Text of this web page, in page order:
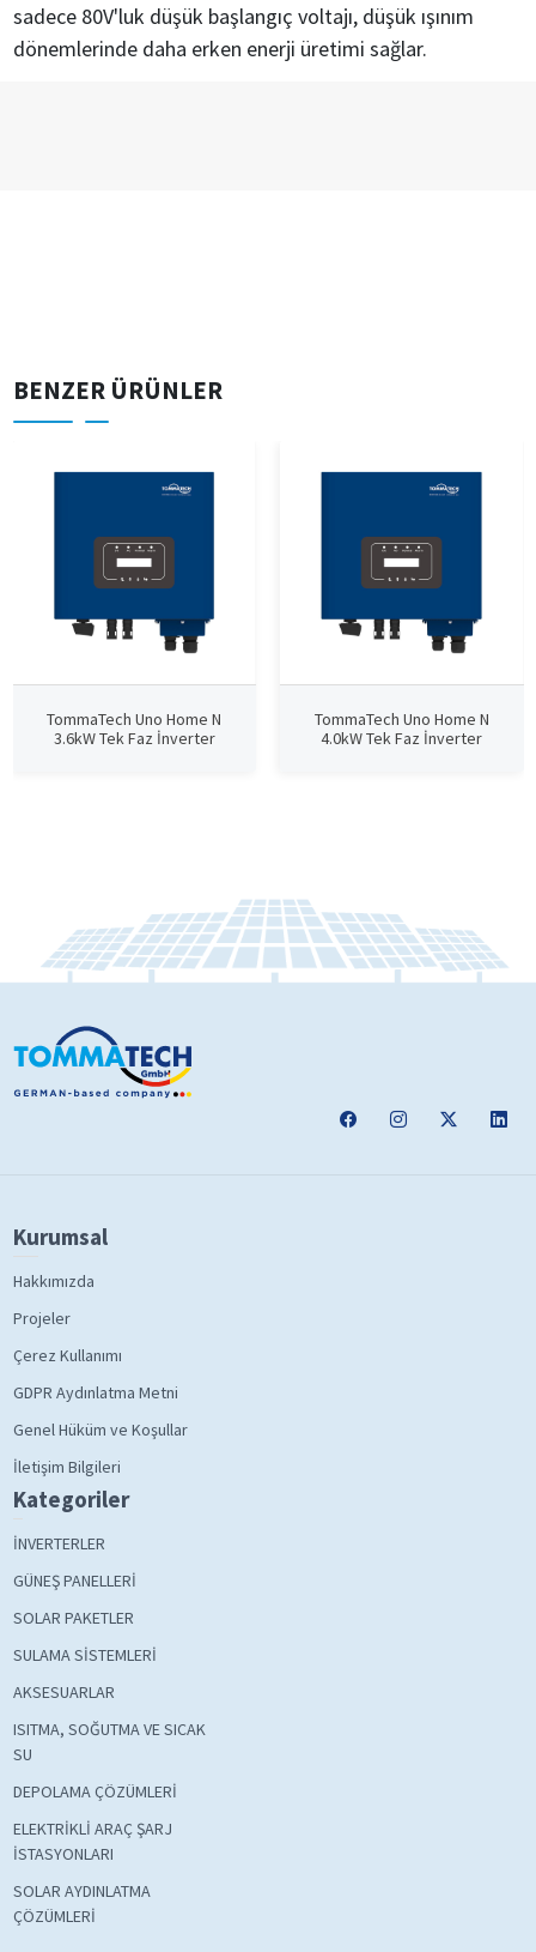
sadece 80V'luk düşük başlangıç ​​voltajı, düşük ışınım
dönemlerinde daha erken enerji üretimi sağlar.
BENZER ÜRÜNLER
TommaTech Uno Home N
3.6kW Tek Faz İnverter
TommaTech Uno Home N
4.0kW Tek Faz İnverter
Kurumsal
Hakkımızda
Projeler
Çerez Kullanımı
GDPR Aydınlatma Metni
Genel Hüküm ve Koşullar
İletişim Bilgileri
Kategoriler
İNVERTERLER
GÜNEŞ PANELLERİ
SOLAR PAKETLER
SULAMA SİSTEMLERİ
AKSESUARLAR
ISITMA, SOĞUTMA VE SICAK
SU
DEPOLAMA ÇÖZÜMLERİ
ELEKTRİKLİ ARAÇ ŞARJ
İSTASYONLARI
SOLAR AYDINLATMA
ÇÖZÜMLERİ